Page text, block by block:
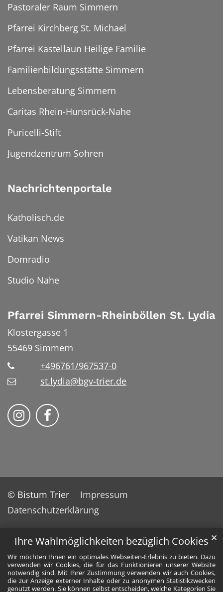
Ihre Wahlmöglichkeiten bezüglich Cookies
Wir möchten Ihnen ein optimales Webseiten-Erlebnis zu bieten. Dazu
verwenden wir Cookies, die für das Funktionieren unserer Website
notwendig sind. Mit Ihrer Zustimmung verwenden wir auch Cookies,
die zur Anzeige externer Inhalte oder zu anonymen Statistikzwecken
genutzt werden. Sie können selbst entscheiden, welche Kategorien Sie
✕
Pastoraler Raum Simmern
Pfarrei Kirchberg St. Michael
Pfarrei Kastellaun Heilige Familie
Familienbildungsstätte Simmern
Lebensberatung Simmern
Caritas Rhein-Hunsrück-Nahe
Puricelli-Stift
Jugendzentrum Sohren
Nachrichtenportale
Katholisch.de
Vatikan News
Domradio
Studio Nahe
Pfarrei Simmern-Rheinböllen St. Lydia
Klostergasse 1
55469 Simmern
+496761/967537-0
st.lydia@bgv-trier.de
Wir auf Instragram
Wir auf Facebook
© Bistum Trier
Impressum
Datenschutzerklärung